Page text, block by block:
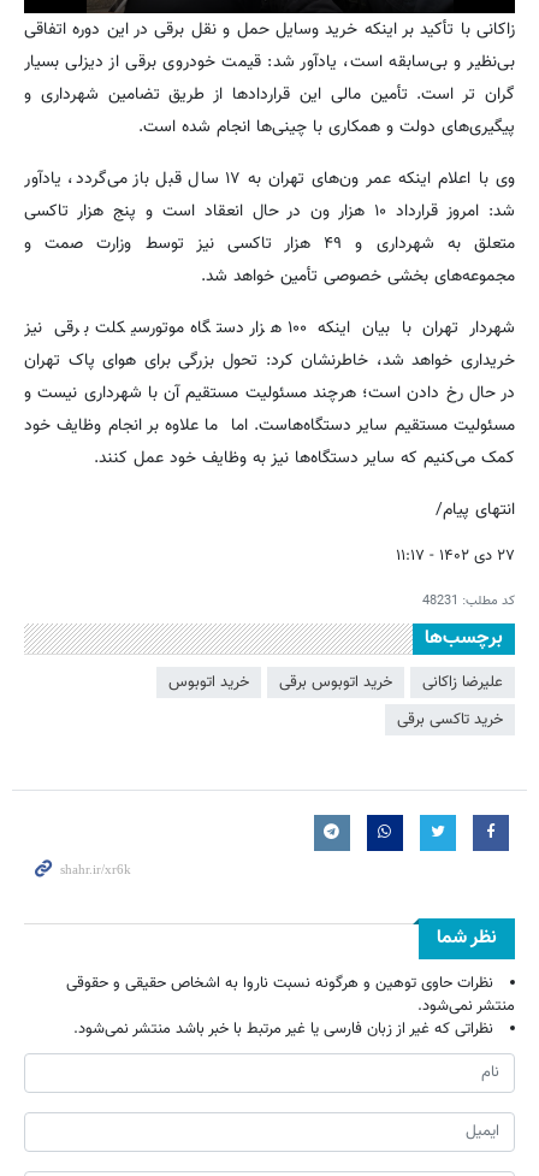
Play Mute Settings
PIP Enter
fullscreen
زاکانی با تأکید بر اینکه خرید وسایل حمل و نقل برقی در این دوره اتفاقی
بی‌نظیر و بی‌سابقه است، یادآور شد: قیمت خودروی برقی از دیزلی بسیار
گران تر است. تأمین مالی این قراردادها از طریق تضامین شهرداری و
پیگیری‌های دولت و همکاری با چینی‌ها انجام شده است.
وی با اعلام اینکه عمر ون‌های تهران به ۱۷ سال قبل باز می‌گردد، یادآور
شد: امروز قرارداد ۱۰ هزار ون در حال انعقاد است و پنج هزار تاکسی
متعلق به شهرداری و ۴۹ هزار تاکسی نیز توسط وزارت صمت و
مجموعه‌های بخشی خصوصی تأمین خواهد شد.
شهردار تهران با بیان اینکه ۱۰۰ هزار دستگاه موتورسیکلت برقی نیز
خریداری خواهد شد، خاطرنشان کرد: تحول بزرگی برای هوای پاک تهران
در حال رخ دادن است؛ هرچند مسئولیت مستقیم آن با شهرداری نیست و
مسئولیت مستقیم سایر دستگاه‌هاست. اما ما علاوه بر انجام وظایف خود
کمک می‌کنیم که سایر دستگاه‌ها نیز به وظایف خود عمل کنند.
انتهای پیام/
۲۷ دی ۱۴۰۲ - ۱۱:۱۷
کد مطلب: 48231
برچسب‌ها
علیرضا زاکانی خرید اتوبوس برقی
خرید اتوبوس
خرید تاکسی برقی
نظر شما
نظرات حاوی توهین و هرگونه نسبت ناروا به اشخاص حقیقی و حقوقی
منتشر نمی‌شود.
نظراتی که غیر از زبان فارسی یا غیر مرتبط با خبر باشد منتشر نمی‌شود.